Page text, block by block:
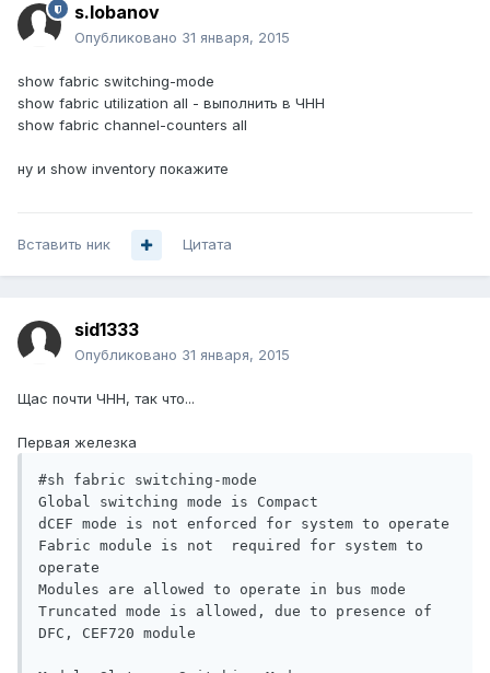
s.lobanov
Опубликовано 31 января, 2015
show fabric switching-mode
show fabric utilization all - выполнить в ЧНН
show fabric channel-counters all
ну и show inventory покажите
Вставить ник Цитата
sid1333
Опубликовано 31 января, 2015
Щас почти ЧНН, так что...
Первая железка
#sh fabric switching-mode
Global switching mode is Compact
dCEF mode is not enforced for system to operate
Fabric module is not  required for system to
operate
Modules are allowed to operate in bus mode
Truncated mode is allowed, due to presence of
DFC, CEF720 module